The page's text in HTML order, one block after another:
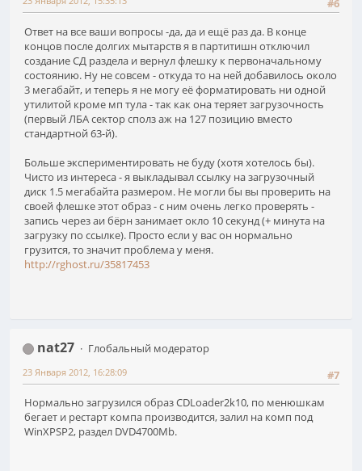
#6
Ответ на все ваши вопросы -да, да и ещё раз да. В конце
концов после долгих мытарств я в партитишн отключил
создание СД раздела и вернул флешку к первоначальному
состоянию. Ну не совсем - откуда то на ней добавилось около
3 мегабайт, и теперь я не могу её форматировать ни одной
утилитой кроме мп тула - так как она теряет загрузочность
(первый ЛБА сектор сполз аж на 127 позицию вместо
стандартной 63-й).
Больше экспериментировать не буду (хотя хотелось бы).
Чисто из интереса - я выкладывал ссылку на загрузочный
диск 1.5 мегабайта размером. Не могли бы вы проверить на
своей флешке этот образ - с ним очень легко проверять -
запись через аи бёрн занимает окло 10 секунд (+ минута на
загрузку по ссылке). Просто если у вас он нормально
грузится, то значит проблема у меня.
http://rghost.ru/35817453
nat27
Глобальный модератор
#7
23 Января 2012, 16:28:09
Нормально загрузился образ CDLoader2k10, по менюшкам
бегает и рестарт компа производится, залил на комп под
WinXPSP2, раздел DVD4700Mb.